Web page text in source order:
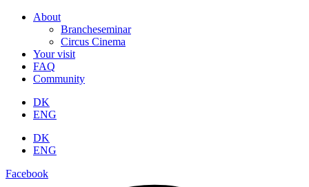
About
Brancheseminar
Circus Cinema
Your visit
FAQ
Community
DK
ENG
DK
ENG
Facebook